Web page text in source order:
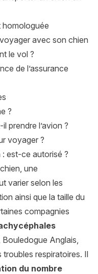
homologuée
avec son chien
le vol ?
de l’assurance
?
prendre l’avion ?
voyager ?
est-ce autorisé ?
une
varier selon les
ainsi que la taille du
compagnies
Anglais,
troubles respiratoires. Il
du nombre